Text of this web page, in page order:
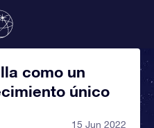
como un
único
15 Jun 2022